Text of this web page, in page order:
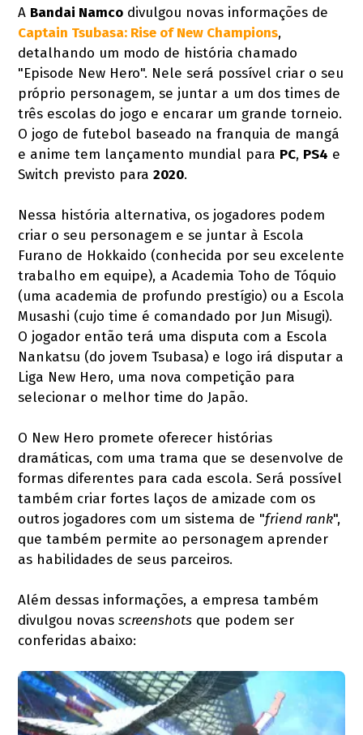
A Bandai Namco divulgou novas informações de
Captain Tsubasa: Rise of New Champions,
detalhando um modo de história chamado
"Episode New Hero". Nele será possível criar o seu
próprio personagem, se juntar a um dos times de
três escolas do jogo e encarar um grande torneio.
O jogo de futebol baseado na franquia de mangá
e anime tem lançamento mundial para PC, PS4 e
Switch previsto para2020.
Nessa história alternativa, os jogadores podem
criar o seu personagem e se juntar à Escola
Furano de Hokkaido (conhecida por seu excelente
trabalho em equipe), a Academia Toho de Tóquio
(uma academia de profundo prestígio) ou a Escola
Musashi (cujo time é comandado por Jun Misugi).
O jogador então terá uma disputa com a Escola
Nankatsu (do jovem Tsubasa) e logo irá disputar a
Liga New Hero, uma nova competição para
selecionar o melhor time do Japão.
O New Hero promete oferecer histórias
dramáticas, com uma trama que se desenvolve de
formas diferentes para cada escola. Será possível
também criar fortes laços de amizade com os
outros jogadores com um sistema de "friend rank",
que também permite ao personagem aprender
as habilidades de seus parceiros.
Além dessas informações, a empresa também
divulgou novasscreenshots que podem ser
conferidas abaixo: